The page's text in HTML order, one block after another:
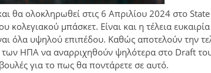
θα ολοκληρωθεί στις 6 Απριλίου 2024 στο
μπάσκετ. Είναι και η τέλεια ευκαιρία
όλα υψηλού επιπέδου. Καθώς αποτελούν την
ΗΠΑ να αναρριχηθούν ψηλότερα στο Draft
για το πως θα ποντάρετε σε αυτό.